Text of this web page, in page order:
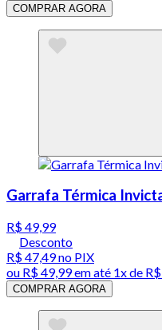
COMPRAR AGORA
Garrafa Térmica
R$ 49,99
Desconto
R$ 47,49no PIX
ou R$ 49,99em até 1x de
COMPRAR AGORA